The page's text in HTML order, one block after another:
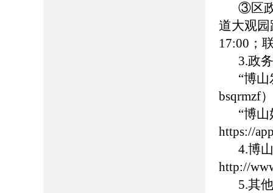
③区
道大观
17:00；
3.政
“博
bsqrmzf
“博
https://
4.博
http://
5.其